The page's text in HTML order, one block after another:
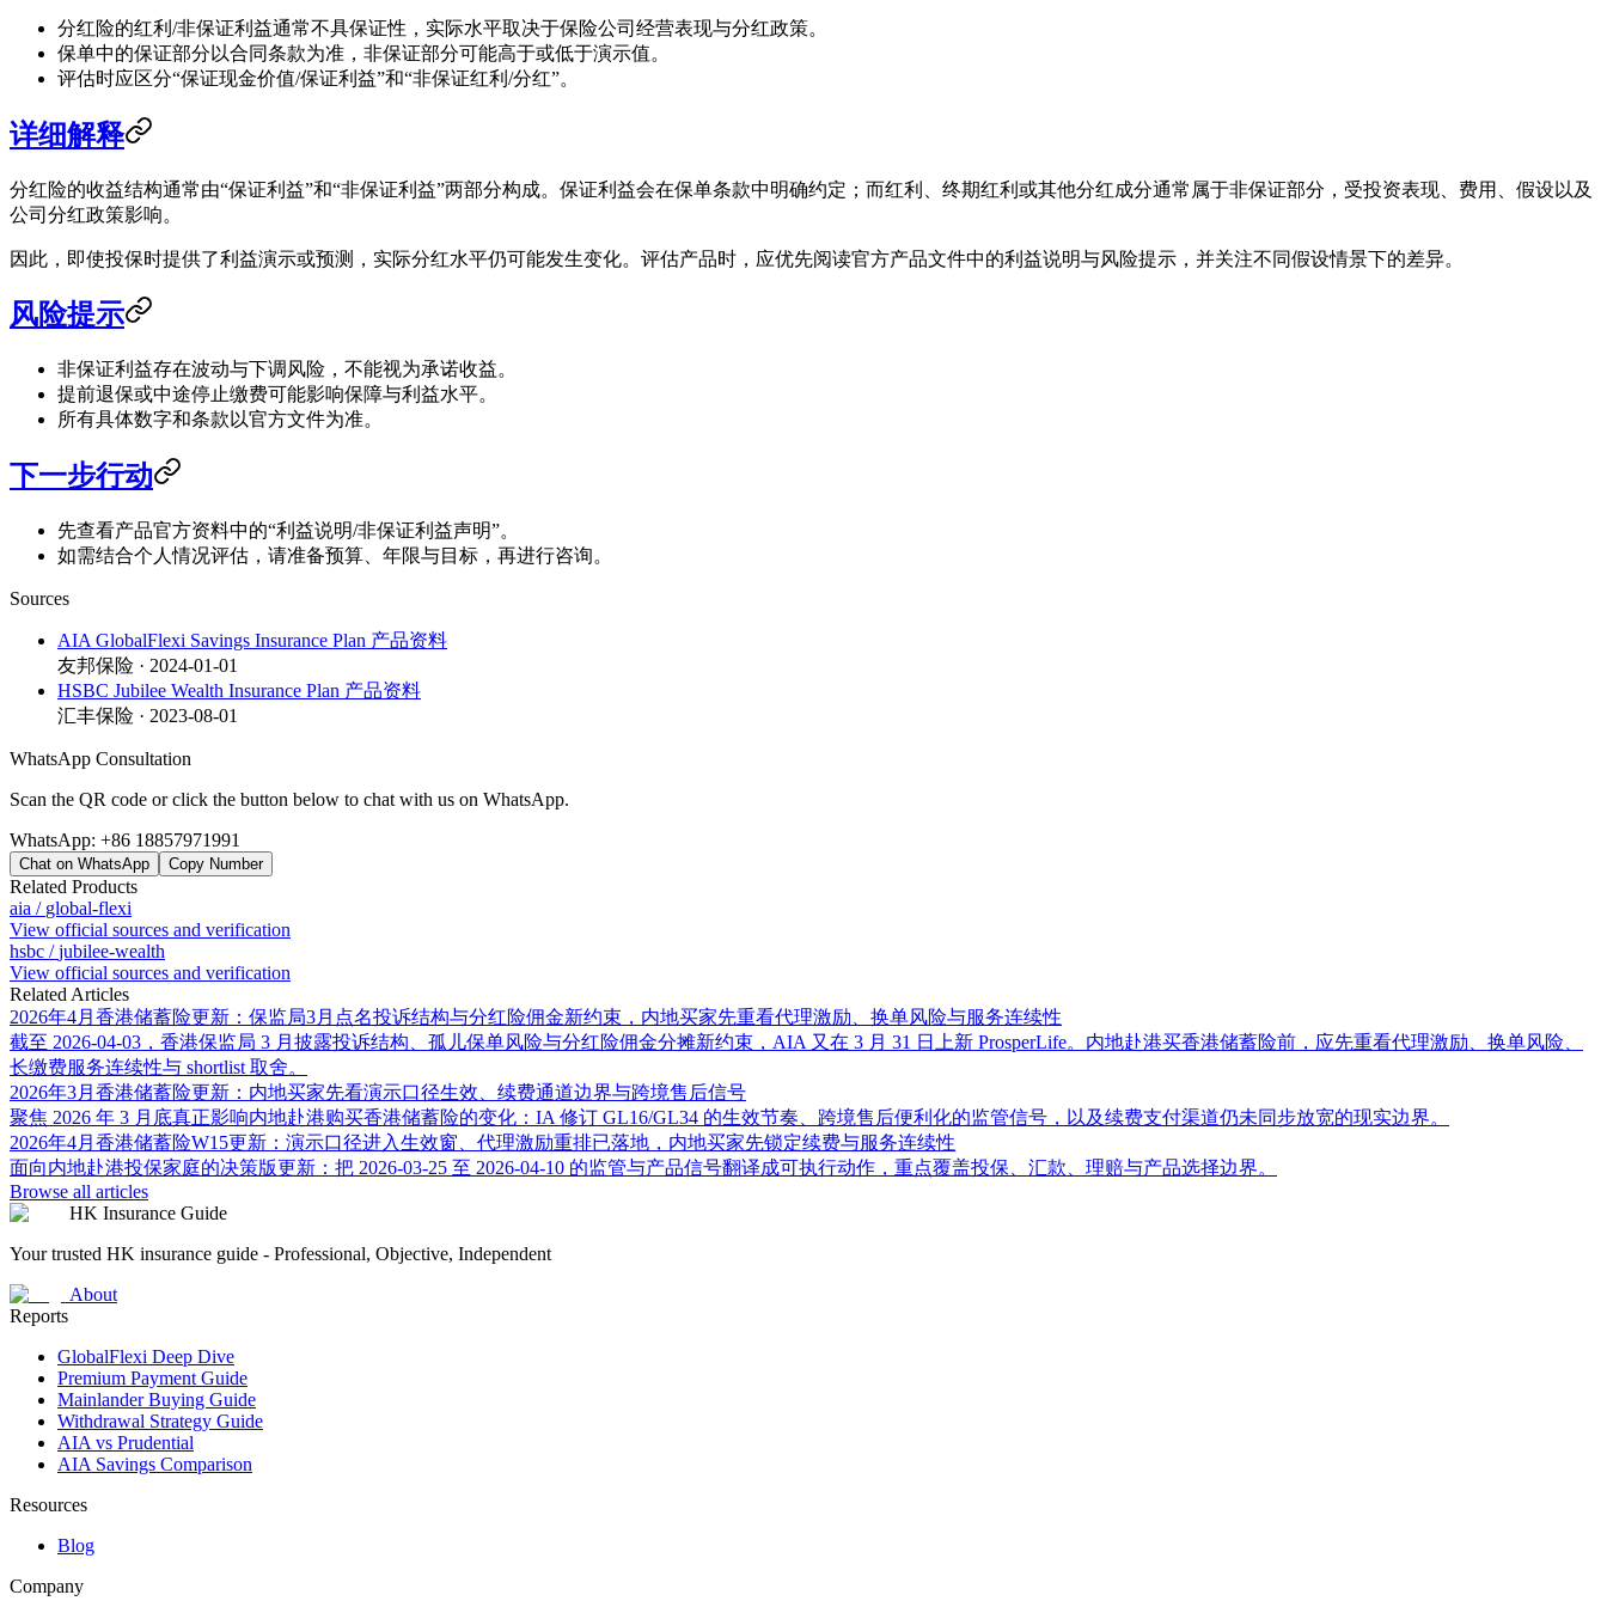
分红险的红利/非保证利益通常不具保证性，实际水平取决于保险公司经营表现与分红政策。
保单中的保证部分以合同条款为准，非保证部分可能高于或低于演示值。
评估时应区分“保证现金价值/保证利益”和“非保证红利/分红”。
详细解释
分红险的收益结构通常由“保证利益”和“非保证利益”两部分构成。保证利益会在保单条款中明确约定；而红利、终期红利或其他分红成分通常属于非保证部分，受投资表现、费用、假设以及
公司分红政策影响。
因此，即使投保时提供了利益演示或预测，实际分红水平仍可能发生变化。评估产品时，应优先阅读官方产品文件中的利益说明与风险提示，并关注不同假设情景下的差异。
风险提示
非保证利益存在波动与下调风险，不能视为承诺收益。
提前退保或中途停止缴费可能影响保障与利益水平。
所有具体数字和条款以官方文件为准。
下一步行动
先查看产品官方资料中的“利益说明/非保证利益声明”。
如需结合个人情况评估，请准备预算、年限与目标，再进行咨询。
Sources
AIA GlobalFlexi Savings Insurance Plan 产品资料
友邦保险 · 2024-01-01
HSBC Jubilee Wealth Insurance Plan 产品资料
汇丰保险 · 2023-08-01
WhatsApp Consultation
Scan the QR code or click the button below to chat with us on WhatsApp.
WhatsApp: +86 18857971991
Chat on WhatsApp Copy Number
Related Products
aia / global-flexi
View official sources and verification
hsbc /jubilee-wealth
View official sources and verification
Related Articles
2026年4月香港储蓄险更新：保监局3月点名投诉结构与分红险佣金新约束，内地买家先重看代理激励、换单风险与服务连续性
截至 2026-04-03，香港保监局 3 月披露投诉结构、孤儿保单风险与分红险佣金分摊新约束，AIA 又在 3 月 31 日上新 ProsperLife。内地赴港买香港储蓄险前，应先重看代理激励、换单风险、
长缴费服务连续性与 shortlist 取舍。
2026年3月香港储蓄险更新：内地买家先看演示口径生效、续费通道边界与跨境售后信号
聚焦 2026 年 3 月底真正影响内地赴港购买香港储蓄险的变化：IA 修订 GL16/GL34 的生效节奏、跨境售后便利化的监管信号，以及续费支付渠道仍未同步放宽的现实边界。
2026年4月香港储蓄险W15更新：演示口径进入生效窗、代理激励重排已落地，内地买家先锁定续费与服务连续性
面向内地赴港投保家庭的决策版更新：把 2026-03-25 至 2026-04-10 的监管与产品信号翻译成可执行动作，重点覆盖投保、汇款、理赔与产品选择边界。
Browse all articles
HK Insurance Guide
Your trusted HK insurance guide - Professional, Objective, Independent
About
Reports
GlobalFlexi Deep Dive
Premium Payment Guide
Mainlander Buying Guide
Withdrawal Strategy Guide
AIA vs Prudential
AIA Savings Comparison
Resources
Blog
Company